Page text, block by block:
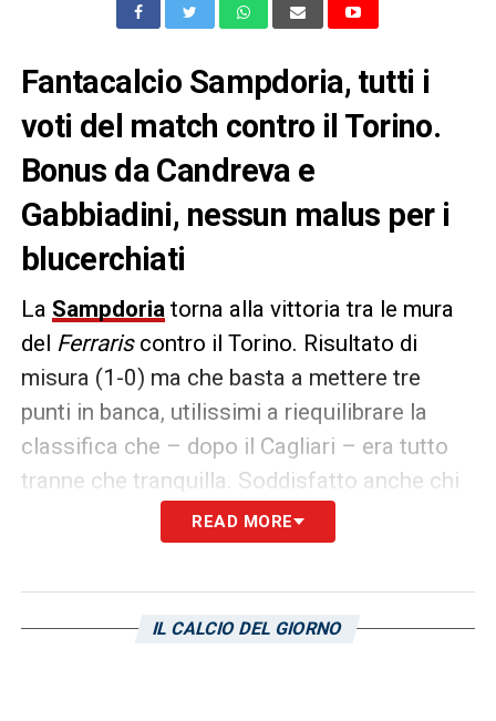
Fantacalcio Sampdoria, tutti i
voti del match contro il Torino.
Bonus da Candreva e
Gabbiadini, nessun malus per i
blucerchiati
La Sampdoria torna alla vittoria tra le mura
del Ferrariscontro il Torino. Risultato di
misura (1-0) ma che basta a mettere tre
punti in banca, utilissimi a riequilibrare la
classifica che – dopo il Cagliari – era tutto
tranne che tranquilla. Soddisfatto anche chi
gioca al Fantacalcio perché la Sampdoria
non colleziona malus e porta tutti a
chiude la 28a giornata non
READ MORE
IL CALCIO DEL GIORNO